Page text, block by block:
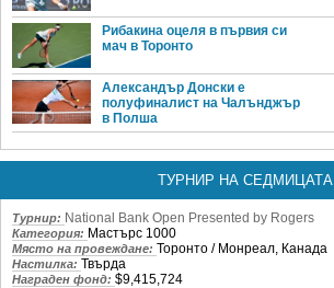
Рибакина оцеля в първия си
мач в Торонто
Александър Донски е
полуфиналист на Чалънджър
в Полша
ТУРНИР НА СЕДМИЦАТА
Турнир: National Bank Open Presented by Rogers
Категория: Мастърс 1000
Място на провеждане: Торонто / Монреал, Канада
Настилка: Твърда
Награден фонд: $9,415,724